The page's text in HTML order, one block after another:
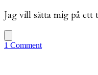
Jag vill sätta mig på ett
1 Comment